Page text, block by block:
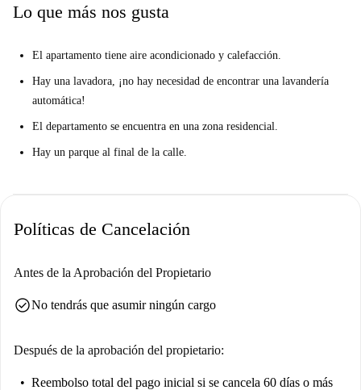
Lo que más nos gusta
El apartamento tiene aire acondicionado y calefacción.
Hay una lavadora, ¡no hay necesidad de encontrar una lavandería
automática!
El departamento se encuentra en una zona residencial.
Hay un parque al final de la calle.
Políticas de Cancelación
Antes de la Aprobación del Propietario
check_circleNo tendrás que asumir ningún cargo
Después de la aprobación del propietario:
Reembolso total del pago inicial si se cancela 60 días o más